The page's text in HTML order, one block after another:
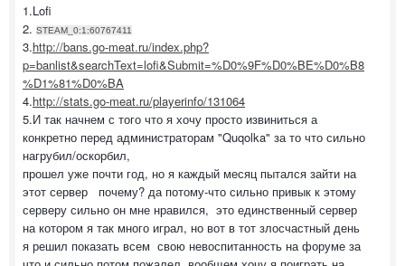
1.Lofi
2. STEAM_0:1:60767411
3.http://bans.go-meat.ru/index.php?
p=banlist&searchText=lofi&Submit=%D0%9F%D0%BE%D0%B8
%D1%81%D0%BA
4.http://stats.go-meat.ru/playerinfo/131064
5.И так начнем с того что я хочу просто извиниться а
конкретно перед администраторам "Quqolka" за то что сильно
нагрубил/оскорбил,
прошел уже почти год, но я каждый месяц пытался зайти на
этот сервер почему? да потому-что сильно привык к этому
серверу сильно он мне нравился, это единственный сервер
на котором я так много играл, но вот в тот злосчастный день
я решил показать всем свою невоспитанность на форуме за